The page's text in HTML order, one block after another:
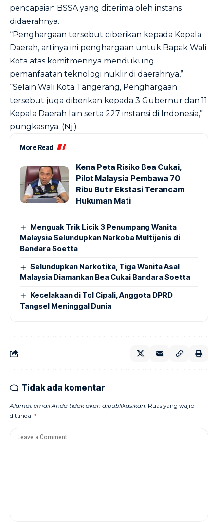
pencapaian BSSA yang diterima oleh instansi
didaerahnya.
“Penghargaan tersebut diberikan kepada Kepala
Daerah, artinya ini penghargaan untuk Bapak Wali
Kota atas komitmennya mendukung
pemanfaatan teknologi nuklir di daerahnya,”
“Selain Wali Kota Tangerang, Penghargaan
tersebut juga diberikan kepada 3 Gubernur dan 11
Kepala Daerah lain serta 227 instansi di Indonesia,”
pungkasnya. (Nji)
More Read
Kena Peta Risiko Bea Cukai,
Pilot Malaysia Pembawa 70
Ribu Butir Ekstasi Terancam
Hukuman Mati
Menguak Trik Licik 3 Penumpang Wanita
Malaysia Selundupkan Narkoba Multijenis di
Bandara Soetta
Selundupkan Narkotika, Tiga Wanita Asal
Malaysia Diamankan Bea Cukai Bandara Soetta
Kecelakaan di Tol Cipali, Anggota DPRD
Tangsel Meninggal Dunia
Tidak ada komentar
Alamat email Anda tidak akan dipublikasikan. Ruas yang wajib
ditandai *